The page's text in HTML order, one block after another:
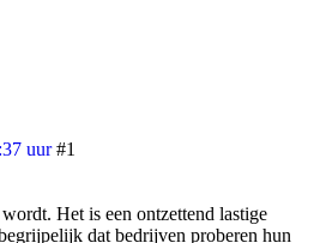
uur #1
Het is een ontzettend lastige
dat bedrijven proberen hun